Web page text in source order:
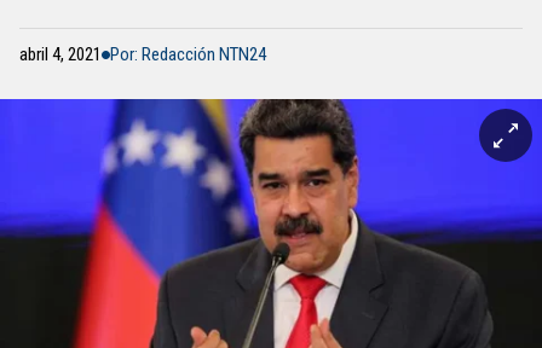
abril 4, 2021 Por: Redacción NTN24